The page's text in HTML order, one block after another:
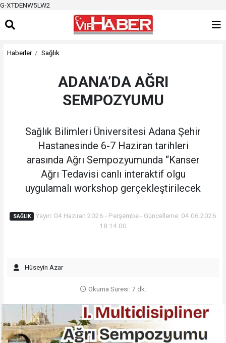
G-XTDENW5LW2
Haberler Sağlık
ADANA’DA AĞRI
SEMPOZYUMU
Sağlık Bilimleri Üniversitesi Adana Şehir
Hastanesinde 6-7 Haziran tarihleri
arasında Ağrı Sempozyumunda “Kanser
Ağrı Tedavisi canlı interaktif olgu
uygulamalı workshop gerçekleştirilecek
SAĞLIK
Yayın: 04 Haziran 2026 - Perşembe - Güncelleme: 04.06.2026
18:14:00
Hüseyin Azar
Okuma Süresi: 7 dk.